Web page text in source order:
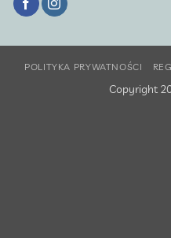
POLITYKA PRYWATNOŚCI
Copyright